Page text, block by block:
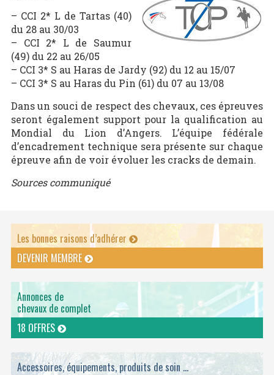
– CCI 2* L de Tartas (40)
du 28 au 30/03
– CCI 2* L de Saumur
(49) du 22 au 26/05
– CCI 3* S au Haras de Jardy (92) du 12 au 15/07
– CCI 3* S au Haras du Pin (61) du 07 au 13/08
Dans un souci de respect des chevaux, ces épreuves
seront également support pour la qualification au
Mondial du Lion d’Angers. L’équipe fédérale
d’encadrement technique sera présente sur chaque
épreuve afin de voir évoluer les cracks de demain.
Sources communiqué
Les bonnes raisons d’adhérer
DEVENIR MEMBRE
Annonces de
chevaux de complet
18 OFFRES
Accessoires, équipements, produits de soin ...